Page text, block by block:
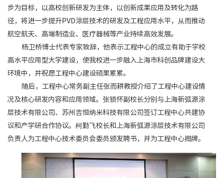
步为目标，以高校创新研发为主体，以创新成果应用及转化为路
径，将进一步提升PVD涂层技术的研发及工程应用水平，从而推动
航空航天、高端制造业、医疗器械等产业持续高效发展。
杨卫桥博士代表专家致辞，他表示工程中心的成立有助于学校
高水平应用型大学建设，使我校进一步融入上海市科创品牌建设大
环境中，并祝愿工程中心建设硕果累累。
随后，工程中心常务副主任张而耕教授介绍了工程中心建设情
况及核心研发内容和应用领域。张锁怀副校长分别与上海新弧源涂
层技术有限公司、苏州吉恒纳米科技有限公司签订工程中心共建协
议和产学研合作协议。柯勤飞校长和上海新弧源涂层技术有限公司
负责人为工程中心技术委员会委员颁发聘书，并为工程中心揭牌。